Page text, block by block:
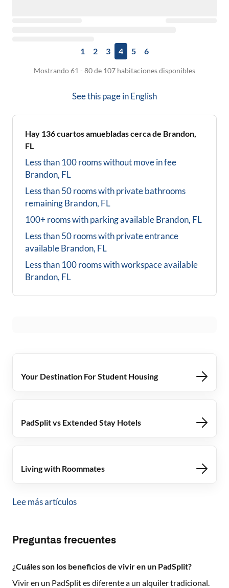
1 2 3 4 5 6
Mostrando 61 - 80 de 107 habitaciones disponibles
See this page inEnglish
Hay 136cuartos amuebladas cerca de Brandon,
FL
Less than 100 rooms without move in fee
Brandon, FL
Less than 50 rooms with private bathrooms
remainingBrandon, FL
100+ rooms with parking availableBrandon, FL
Less than 50 rooms with private entrance
availableBrandon, FL
Less than 100 rooms with workspace available
Brandon, FL
Your Destination For Student Housing
PadSplit vs Extended Stay Hotels
Living with Roommates
Lee más artículos
Preguntas frecuentes
¿Cuáles son los beneficios de vivir en un PadSplit?
Vivir en un PadSplit es diferente a un alquiler tradicional.